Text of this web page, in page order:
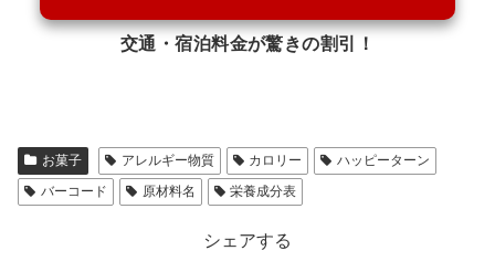
交通・宿泊料金が驚きの割引！
お菓子 アレルギー物質 カロリー
ハッピーターン
バーコード
原材料名 栄養成分表
シェアする